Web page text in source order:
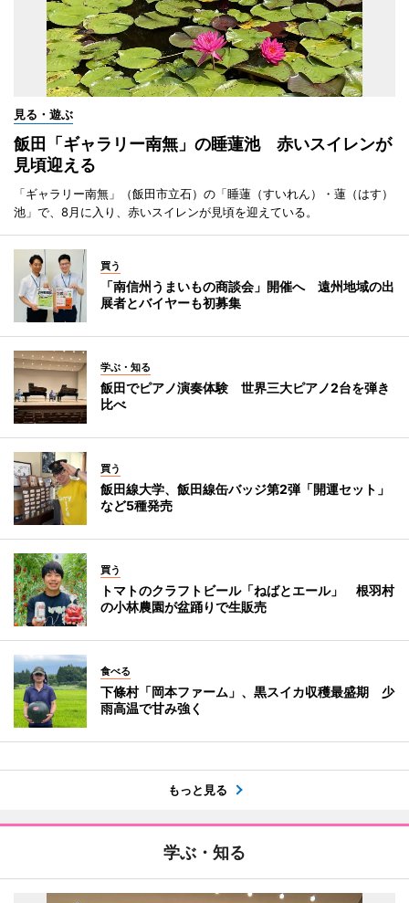
見る・遊ぶ
飯田「ギャラリー南無」の睡蓮池 赤いスイレンが
見頃迎える
「ギャラリー南無」（飯田市立石）の「睡蓮（すいれん）・蓮（はす）
池」で、8月に入り、赤いスイレンが見頃を迎えている。
買う
「南信州うまいもの商談会」開催へ 遠州地域の出
展者とバイヤーも初募集
学ぶ・知る
飯田でピアノ演奏体験 世界三大ピアノ2台を弾き
比べ
買う
飯田線大学、飯田線缶バッジ第2弾「開運セット」
など5種発売
買う
トマトのクラフトビール「ねばとエール」 根羽村
の小林農園が盆踊りで生販売
食べる
下條村「岡本ファーム」、黒スイカ収穫最盛期 少
雨高温で甘み強く
もっと見る
学ぶ・知る